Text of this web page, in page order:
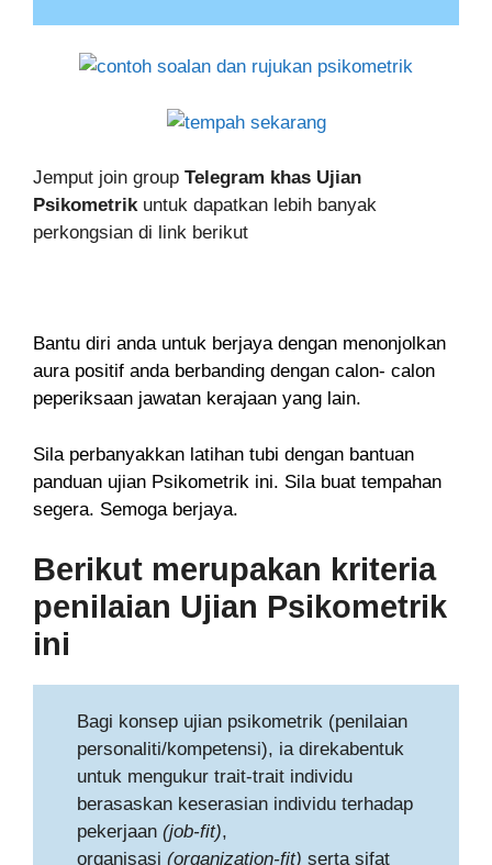
Jemput join group Telegram khas Ujian
Psikometrikuntuk dapatkan lebih banyak
perkongsian di link berikut
Bantu diri anda untuk berjaya dengan menonjolkan
aura positif anda berbanding dengan calon- calon
peperiksaan jawatan kerajaan yang lain.
Sila perbanyakkan latihan tubi dengan bantuan
panduan ujian Psikometrik ini. Sila buat tempahan
segera. Semoga berjaya.
Berikut merupakan kriteria
penilaian Ujian Psikometrik
ini
Bagi konsep ujian psikometrik (penilaian
personaliti/kompetensi), ia direkabentuk
untuk mengukur trait-trait individu
berasaskan keserasian individu terhadap
pekerjaan(job-fit),
organisasi(organization-fit) serta sifat